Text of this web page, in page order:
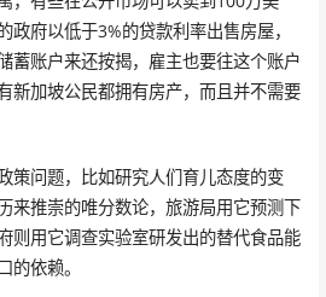
政府以低于3%的贷款利率出售房屋，
蓄账户来还按揭，雇主也要往这个账户
新加坡公民都拥有房产，而且并不需要
策问题，比如研究人们育儿态度的变
来推崇的唯分数论，旅游局用它预测下
则用它调查实验室研发出的替代食品能
的依赖。